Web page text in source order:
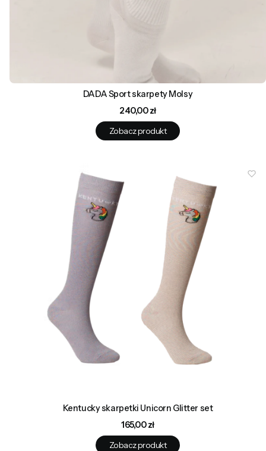
DADA Sport skarpety Molsy
Cena
240,00 zł
Zobacz produkt
Kentucky skarpetki Unicorn Glitter set
Cena
165,00 zł
Zobacz produkt